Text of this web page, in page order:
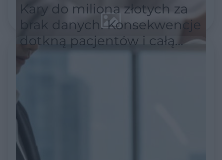
Kary do miliona złotych za
brak danych. Konsekwencje
dotkną pacjentów i całą
służbę zdrowia